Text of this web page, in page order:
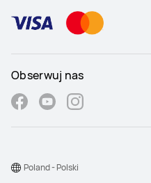
Obserwuj nas
Poland - Polski